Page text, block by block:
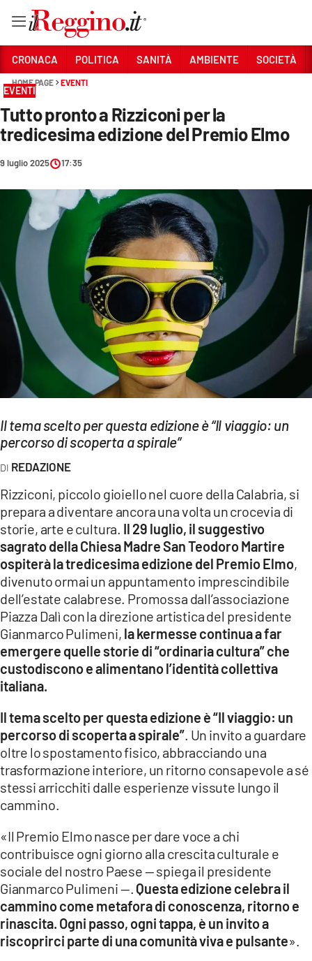
Sezioni
CRONACA
AMBIENTE
SOCIETÀ
CULTURA
ECONOMIA E LAVORO
EVENTI
SPORT
Streaming
LAC TV
LaC
Network
LACPLAY.IT
LACTV.IT
LACONAIR.IT
LACITYMAG.IT
ILREGGINO.IT
COSENZACHANNEL.IT
ILVIBONESE.IT
CATANZAROCHANNEL.IT
LACAPITALENEWS.IT
App
ANDROID
APPLE
CRONACA POLITICA SANITÀ AMBIENTE SOCIETÀ
HOME PAGE EVENTI
EVENTI
Tutto pronto a Rizziconi per la
tredicesima edizione del Premio Elmo
9 luglio 2025 17:35
Il tema scelto per questa edizione è “Il viaggio: un
percorso di scoperta a spirale”
REDAZIONE
Rizziconi, piccolo gioiello nel cuore della Calabria, si
prepara a diventare ancora una volta un crocevia di
storie, arte e cultura. Il 29 luglio, il suggestivo
sagrato della Chiesa Madre San Teodoro Martire
ospiterà la tredicesima edizione del Premio Elmo,
divenuto ormai un appuntamento imprescindibile
dell’estate calabrese. Promossa dall’associazione
Piazza Dalì con la direzione artistica del presidente
Gianmarco Pulimeni, la kermesse continua a far
emergere quelle storie di “ordinaria cultura” che
custodiscono e alimentano l’identità collettiva
italiana.
Il tema scelto per questa edizione è “Il viaggio: un
percorso di scoperta a spirale” . Un invito a guardare
oltre lo spostamento fisico, abbracciando una
trasformazione interiore, un ritorno consapevole a sé
stessi arricchiti dalle esperienze vissute lungo il
cammino.
«Il Premio Elmo nasce per dare voce a chi
contribuisce ogni giorno alla crescita culturale e
sociale del nostro Paese — spiega il presidente
Gianmarco Pulimeni —. Questa edizione celebra il
cammino come metafora di conoscenza, ritorno e
rinascita. Ogni passo, ogni tappa, è un invito a
riscoprirci parte di una comunità viva e pulsante».